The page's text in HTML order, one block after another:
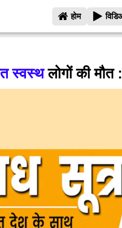
होम
स्वस्थलोगों की मौत